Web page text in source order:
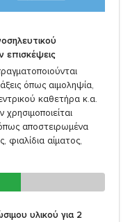
επισκέψεις
όπως αιμοληψία,
καθετήρα κ.α.
αποστειρωμένα
φιαλίδια αίματος,
υλικού για 2